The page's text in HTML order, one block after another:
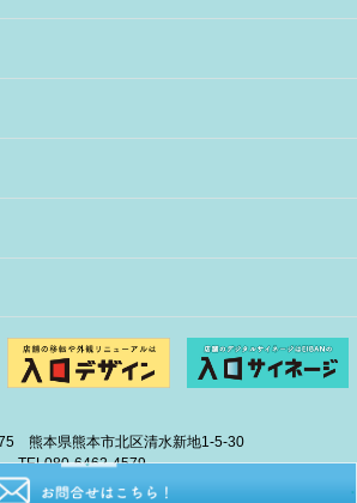
熊本県熊本市北区清水新地1-5-30
TEL080-6462-4579
mail
info@eiban-sign.com